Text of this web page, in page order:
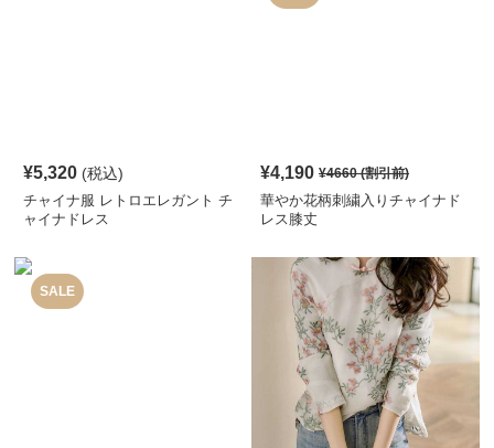
¥5,320 (税込)
チャイナ服 レトロエレガント チ
ャイナドレス
¥4,190 ¥4660(割引前)
華やか花柄刺繍入りチャイナド
レス膝丈
SALE